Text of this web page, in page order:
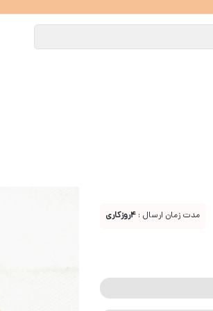
مدت زمان ارسال : 4روزکاری